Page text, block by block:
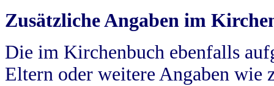
Zusätzliche Angaben im
Die im Kirchenbuch ebenfalls
Eltern oder weitere Angaben wie